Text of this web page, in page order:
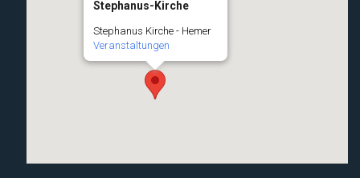
Stephanus-Kirche
Stephanus Kirche - Hemer
Veranstaltungen